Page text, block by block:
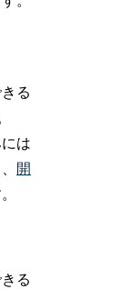
る
は
開
る